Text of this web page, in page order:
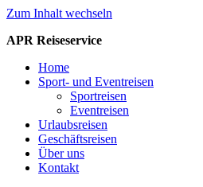
Zum Inhalt wechseln
APR Reiseservice
Home
Sport- und Eventreisen
Sportreisen
Eventreisen
Urlaubsreisen
Geschäftsreisen
Über uns
Kontakt